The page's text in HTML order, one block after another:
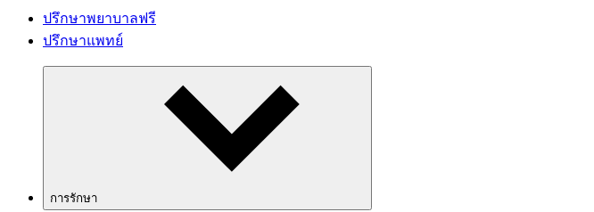
ปรึกษาพยาบาลฟรี
ปรึกษาแพทย์
การรักษา